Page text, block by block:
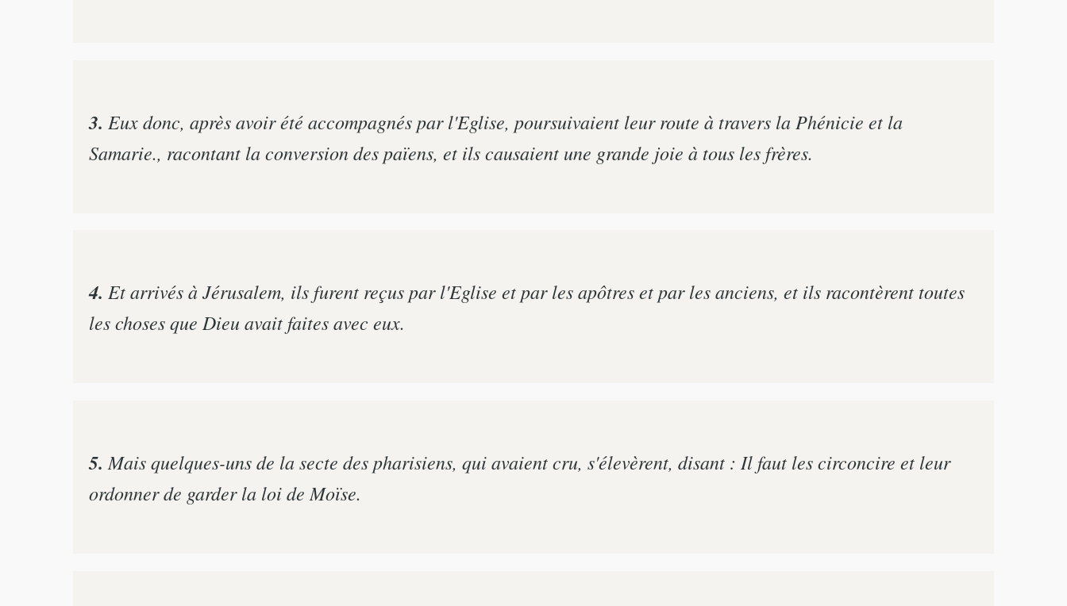
3. Eux donc, après avoir été accompagnés par l'Eglise, poursuivaient leur route à travers la Phénicie et la
Samarie., racontant la conversion des païens, et ils causaient une grande joie à tous les frères.
4. Et arrivés à Jérusalem, ils furent reçus par l'Eglise et par les apôtres et par les anciens, et ils racontèrent toutes
les choses que Dieu avait faites avec eux.
5. Mais quelques-uns de la secte des pharisiens, qui avaient cru, s'élevèrent, disant : Il faut les circoncire et leur
ordonner de garder la loi de Moïse.